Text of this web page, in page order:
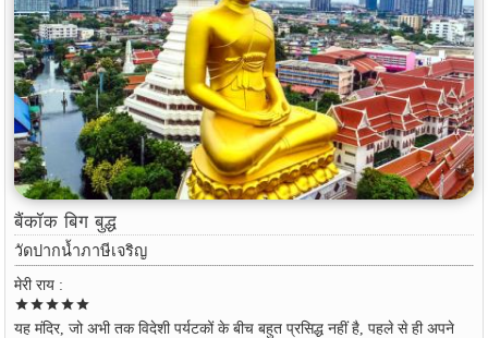
बैंकॉक बिग बुद्ध
วัดปากน้ำภาษีเจริญ
मेरी राय :
starstarstarstarstar
यह मंदिर, जो अभी तक विदेशी पर्यटकों के बीच बहुत प्रसिद्ध नहीं है, पहले से ही अपने